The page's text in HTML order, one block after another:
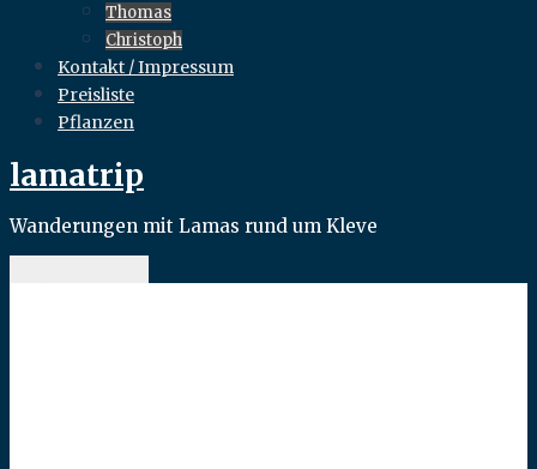
Thomas
Christoph
Kontakt / Impressum
Preisliste
Pflanzen
lamatrip
Wanderungen mit Lamas rund um Kleve